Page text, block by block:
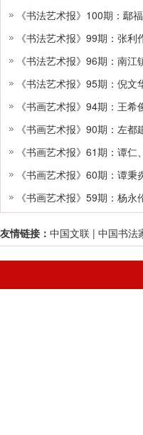
《书法艺术报》100期：鄢
《书法艺术报》99期：张利
《书法艺术报》96期：南江
《书法艺术报》95期：倪文
《书画艺术报》94期：王希
《书画艺术报》90期：左都
《书画艺术报》61期：谭仁
《书画艺术报》60期：谭秉
《书画艺术报》59期：杨永
友情链接： 中国文联 | 中国书法